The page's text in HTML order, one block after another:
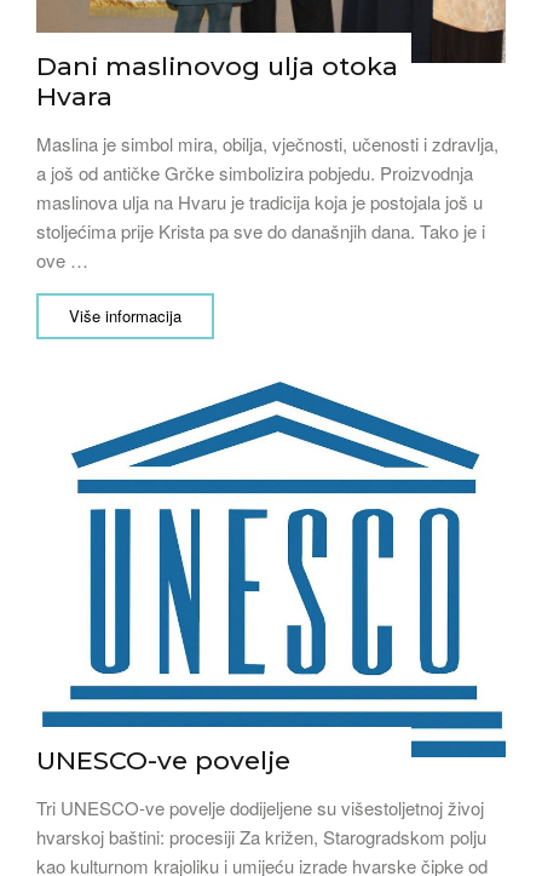
Dani maslinovog ulja otoka
Hvara
Maslina je simbol mira, obilja, vječnosti, učenosti i zdravlja,
a još od antičke Grčke simbolizira pobjedu. Proizvodnja
maslinova ulja na Hvaru je tradicija koja je postojala još u
stoljećima prije Krista pa sve do današnjih dana. Tako je i
ove …
Više informacija
UNESCO-ve povelje
Tri UNESCO-ve povelje dodijeljene su višestoljetnoj živoj
hvarskoj baštini: procesiji Za križen, Starogradskom polju
kao kulturnom krajoliku i umijeću izrade hvarske čipke od